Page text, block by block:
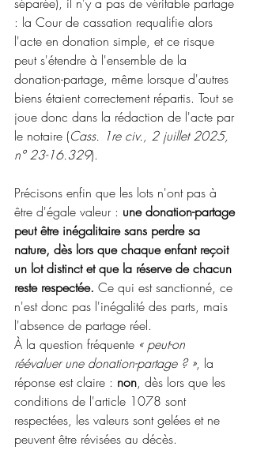
: la Cour de cassation requalifie alors
l'acte en donation simple, et ce risque
peut s'étendre à l'ensemble de la
donation-partage, même lorsque d'autres
biens étaient correctement répartis. Tout se
joue donc dans la rédaction de l'acte par
le notaire (Cass. 1re civ., 2 juillet 2025,
n° 23-16.329).
Précisons enfin que les lots n'ont pas à
être d'égale valeur : une donation-partage
peut être inégalitaire sans perdre sa
nature, dès lors que chaque enfant reçoit
un lot distinct et que la réserve de chacun
reste respectée. Ce qui est sanctionné, ce
n'est donc pas l'inégalité des parts, mais
l'absence de partage réel.
À la question fréquente « peut-on
réévaluer une donation-partage ? », la
réponse est claire : non, dès lors que les
conditions de l'article 1078 sont
respectées, les valeurs sont gelées et ne
peuvent être révisées au décès.